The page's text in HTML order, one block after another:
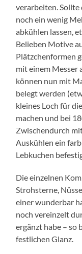
verarbeiten. Sollte
noch ein wenig
abkühlen lassen,
Belieben Motive
Plätzchenformen
mit einem Messer
können nun mit
belegt werden
kleines Loch für
machen und bei
Zwischendurch
Auskühlen ein
Lebkuchen
Die einzelnen
Strohsterne,
einer wunderbar
noch vereinzelt
ergänzt habe – so
festlichen Glanz.